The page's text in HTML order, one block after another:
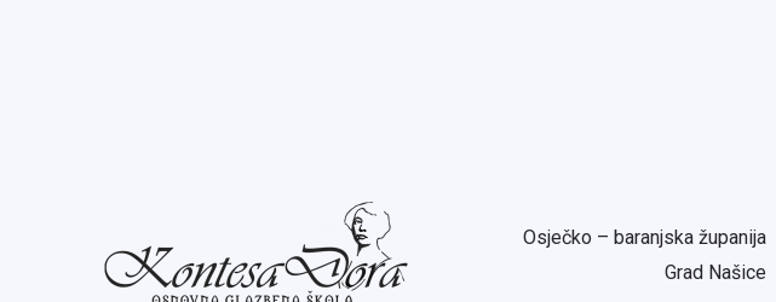
Osječko – baranjska županija
Grad Našice